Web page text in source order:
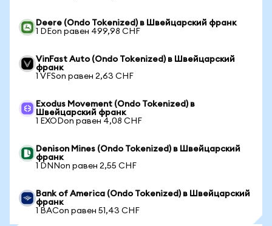
Deere (Ondo Tokenized) в Швейцарский франк
1 DEon равен 499,98 CHF
VinFast Auto (Ondo Tokenized) в Швейцарский
франк
1 VFSon равен 2,63 CHF
Exodus Movement (Ondo Tokenized) в
Швейцарский франк
1 EXODon равен 4,08 CHF
Denison Mines (Ondo Tokenized) в Швейцарский
франк
1 DNNon равен 2,55 CHF
Bank of America (Ondo Tokenized) в Швейцарский
франк
1 BACon равен 51,43 CHF